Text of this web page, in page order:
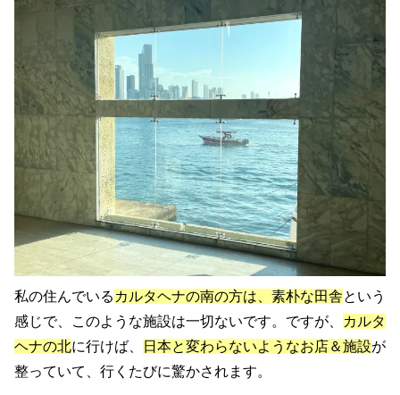
私の住んでいる カルタヘナの南の方は、素朴な田舎という
感じで、このような施設は一切ないです。ですが、
カルタ
ヘナの北に行けば、 日本と変わらないようなお店＆施設が
整っていて、行くたびに驚かされます。